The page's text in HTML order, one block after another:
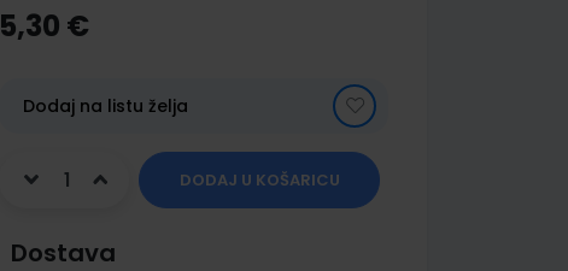
5,30 €
Dodaj na listu želja
DODAJ U KOŠARICU
Dostava